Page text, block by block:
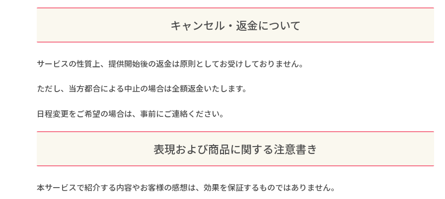
キャンセル・返金について
サービスの性質上、提供開始後の返金は原則としてお受けしておりません。
ただし、当方都合による中止の場合は全額返金いたします。
日程変更をご希望の場合は、事前にご連絡ください。
表現および商品に関する注意書き
本サービスで紹介する内容やお客様の感想は、効果を保証するものではありません。